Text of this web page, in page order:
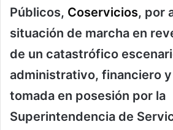
Públicos, Coservicios, por
situación de marcha en
de un catastrófico
administrativo, financiero
tomada en posesión por la
Superintendencia de